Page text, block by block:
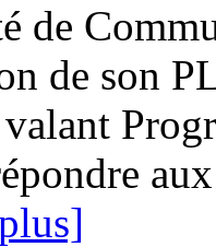
de
de son